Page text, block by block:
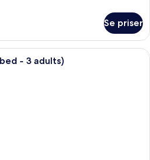
Se priser
Ett hotellrum med två sängar, ett
- 3 adults)